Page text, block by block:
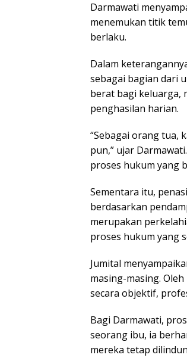
Darmawati
menemukan titik
berlaku.
Dalam
sebagai bagian dari
berat bagi keluarga,
penghasilan harian.
“Sebagai orang tua,
pun,” ujar
proses hukum yang
Sementara itu,
berdasarkan
merupakan
proses hukum yang
Jumital
masing-masing.
secara objektif,
Bagi Darmawati,
seorang ibu, ia
mereka tetap